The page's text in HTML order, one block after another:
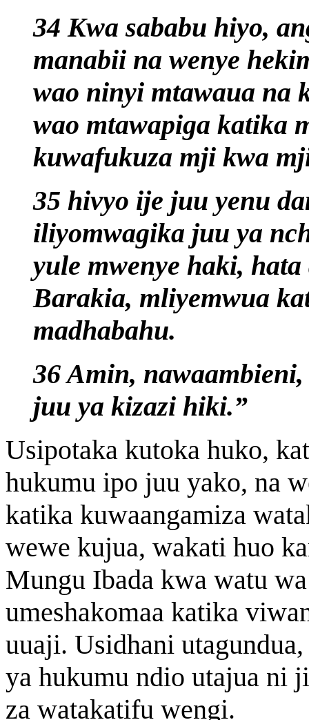
34 Kwa sababu hiyo,
manabii na wenye
wao ninyi mtawaua na
wao mtawapiga katika
kuwafukuza mji kwa
35 hivyo ije juu yenu
iliyomwagika juu ya
yule mwenye haki,
Barakia, mliyemwua
madhabahu.
36 Amin,
juu ya kizazi hiki.”
Usipotaka kutoka huko,
hukumu ipo juu yako, na
katika kuwaangamiza
wewe kujua, wakati huo
Mungu Ibada kwa watu
umeshakomaa katika
uuaji. Usidhani
ya hukumu ndio utajua ni
za watakatifu wengi.